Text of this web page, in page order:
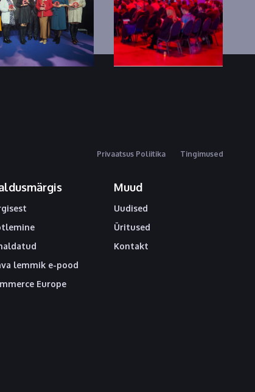
Privaatsus Poliitika Tingimused
lemmik e-pood
Europe
Muud
Uudised
Üritused
Kontakt